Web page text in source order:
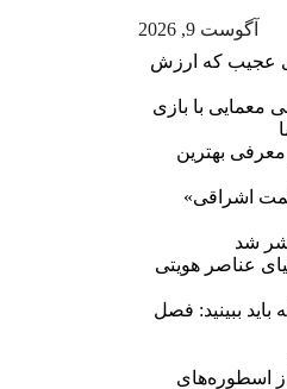
آگوست 9, 2026
عجیب که ارزش
معمایی با بازی
معرفی بهترین
اشراقی»
شد
عناصر هویتی
برتر بهار ۲۰۲۶ که باید ببینید: فصل
از اسطوره‌های